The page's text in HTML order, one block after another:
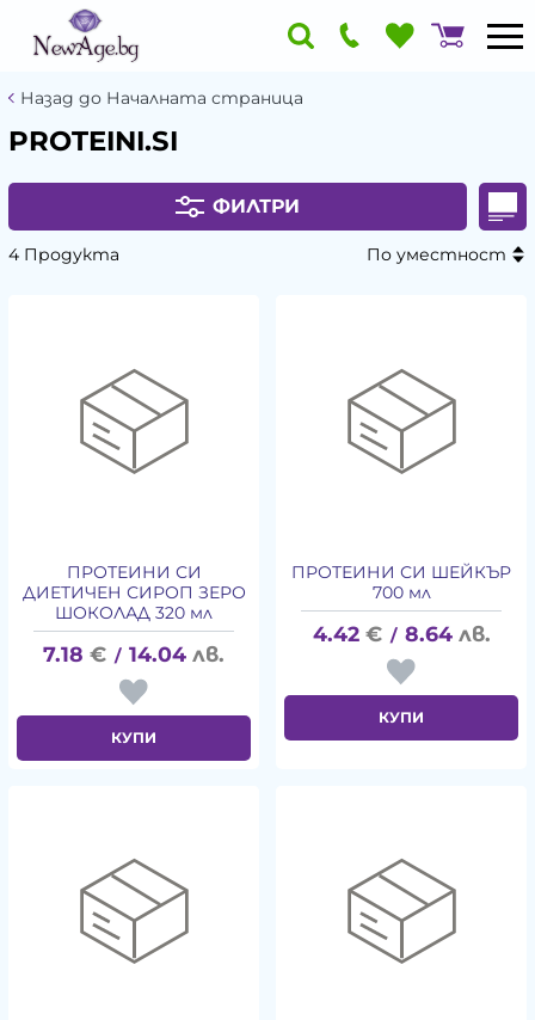
Назад до Началната страница
PROTEINI.SI
ФИЛТРИ
4 Продукта По уместност
ПРОТЕИНИ СИ
ДИЕТИЧЕН СИРОП ЗЕРО
ШОКОЛАД 320 мл
7.18 € / 14.04 лв.
КУПИ
ПРОТЕИНИ СИ ШЕЙКЪР
700 мл
4.42 € / 8.64 лв.
КУПИ